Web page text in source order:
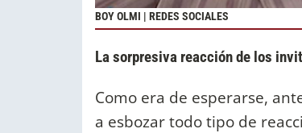
BOY OLMI | REDES SOCIALES
La sorpresiva reacción de los
Como era de esperarse,
a esbozar todo tipo de